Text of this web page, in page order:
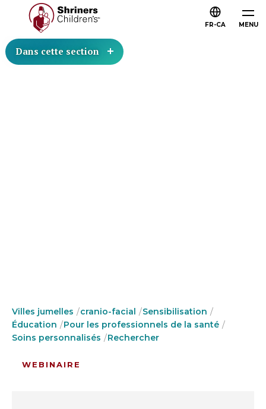
MENU
FR-CA
Dans cette section
Villes jumelles cranio-facial
Sensibilisation
Éducation
Pour les professionnels de la santé
Soins personnalisés
Rechercher
WEBINAIRE